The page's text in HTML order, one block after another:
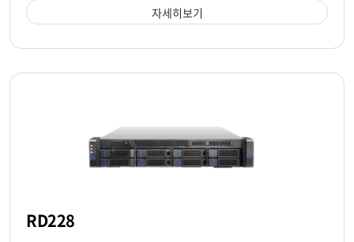
자세히보기
RD228